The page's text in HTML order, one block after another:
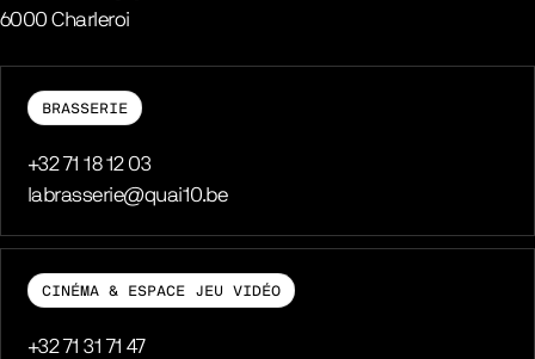
6000 Charleroi
BRASSERIE
Téléphone
+32 71 18 12 03
E-mail
labrasserie@quai10.be
CINÉMA & ESPACE JEU VIDÉO
Téléphone
+32 71 31 71 47